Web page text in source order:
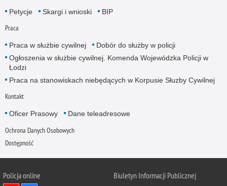
Petycje Skargi i wnioski BIP
Praca
Praca w służbie cywilnej
Dobór do służby w policji
Ogłoszenia w służbie cywilnej. Komenda Wojewódzka Policji w
Łodzi
Praca na stanowiskach niebędących w Korpusie Słuzby Cywilnej
Kontakt
Oficer Prasowy Dane teleadresowe
Ochrona Danych Osobowych
Dostępność
Policja online Biuletyn Informacji Publicznej